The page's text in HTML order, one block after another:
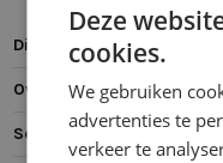
Direct naar
Over ons
Service
Deze
cookies.
We gebruiken
advertenties te
verkeer te